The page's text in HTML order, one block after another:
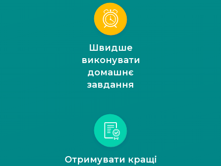
Швидше
виконувати
домашнє
завдання
Отримувати кращі